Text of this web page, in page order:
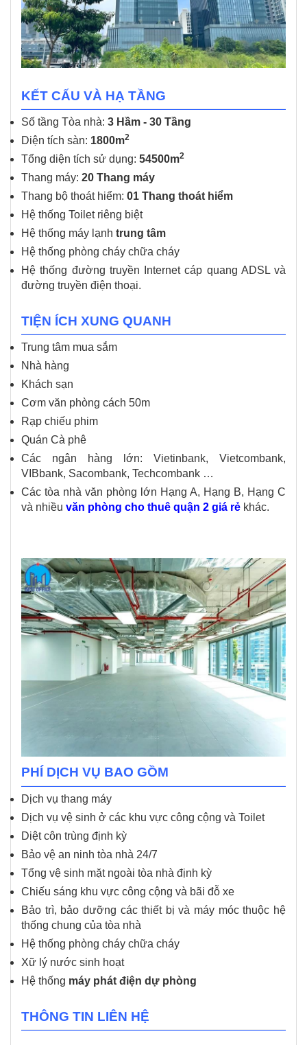
KẾT CẤU VÀ HẠ TẦNG
Số tầng Tòa nhà: 3 Hầm - 30 Tầng
Diện tích sàn: 1800m2
Tổng diện tích sử dụng: 54500m2
Thang máy: 20 Thang máy
Thang bộ thoát hiểm: 01 Thang thoát hiểm
Hệ thống Toilet riêng biệt
Hệ thống máy lạnh trung tâm
Hệ thống phòng cháy chữa cháy
Hệ thống đường truyền Internet cáp quang ADSL và
đường truyền điện thoại.
TIỆN ÍCH XUNG QUANH
Trung tâm mua sắm
Nhà hàng
Khách sạn
Cơm văn phòng cách 50m
Rạp chiếu phim
Quán Cà phê
Các ngân hàng lớn: Vietinbank, Vietcombank,
VIBbank, Sacombank, Techcombank …
Các tòa nhà văn phòng lớn Hạng A, Hạng B, Hạng C
và nhiều văn phòng cho thuê quận 2 giá rẻ khác.
PHÍ DỊCH VỤ BAO GỒM
Dịch vụ thang máy
Dịch vụ vệ sinh ở các khu vực công cộng và Toilet
Diệt côn trùng định kỳ
Bảo vệ an ninh tòa nhà 24/7
Tổng vệ sinh mặt ngoài tòa nhà định kỳ
Chiếu sáng khu vực công cộng và bãi đỗ xe
Bảo trì, bảo dưỡng các thiết bị và máy móc thuộc hệ
thống chung của tòa nhà
Hệ thống phòng cháy chữa cháy
Xữ lý nước sinh hoạt
Hệ thống máy phát điện dự phòng
THÔNG TIN LIÊN HỆ